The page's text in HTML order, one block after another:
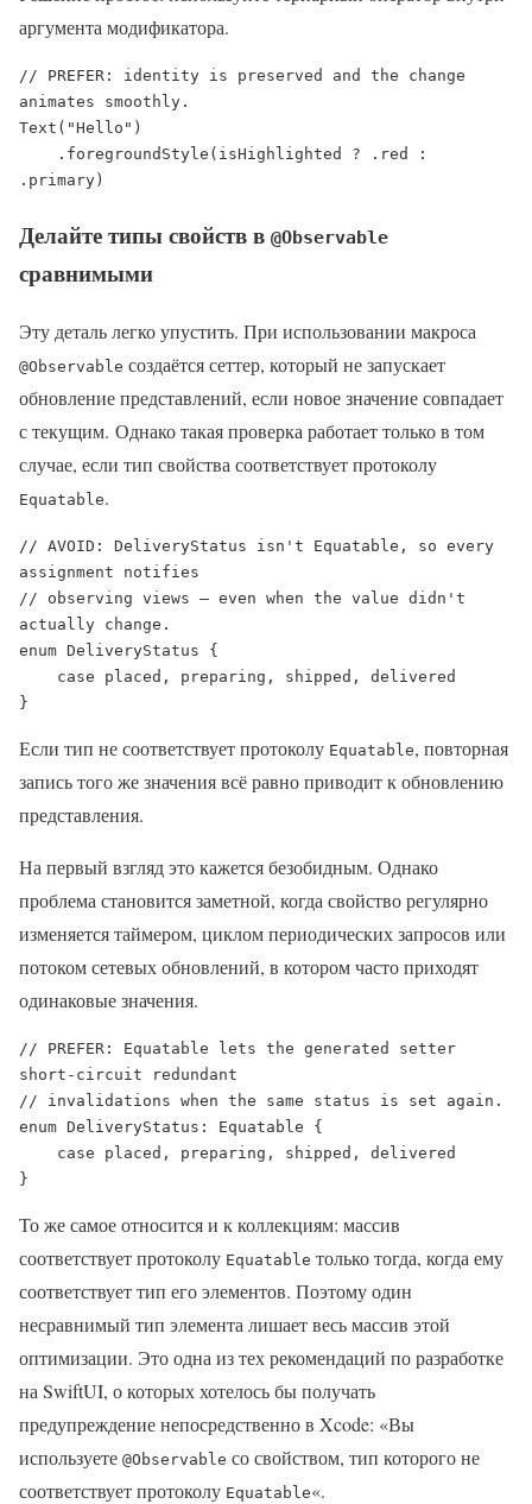
аргумента модификатора.
// PREFER: identity is preserved and the change
animates smoothly.
Text("Hello")
.primary)
Делайте типы свойств в @Observable
сравнимыми
Эту деталь легко упустить. При использовании макроса
@Observable создаётся сеттер, который не запускает
обновление представлений, если новое значение совпадает
с текущим. Однако такая проверка работает только в том
случае, если тип свойства соответствует протоколу
Equatable.
// AVOID: DeliveryStatus isn't Equatable, so every
assignment notifies
// observing views — even when the value didn't
actually change.
enum DeliveryStatus {
}
Если тип не соответствует протоколу Equatable, повторная
запись того же значения всё равно приводит к обновлению
представления.
На первый взгляд это кажется безобидным. Однако
проблема становится заметной, когда свойство регулярно
изменяется таймером, циклом периодических запросов или
потоком сетевых обновлений, в котором часто приходят
одинаковые значения.
// PREFER: Equatable lets the generated setter
short-circuit redundant
// invalidations when the same status is set again.
enum DeliveryStatus: Equatable {
}
То же самое относится и к коллекциям: массив
соответствует протоколу Equatable только тогда, когда ему
соответствует тип его элементов. Поэтому один
несравнимый тип элемента лишает весь массив этой
оптимизации. Это одна из тех рекомендаций по разработке
на SwiftUI, о которых хотелось бы получать
предупреждение непосредственно в Xcode: «Вы
используете @Observable со свойством, тип которого не
соответствует протоколу Equatable«.